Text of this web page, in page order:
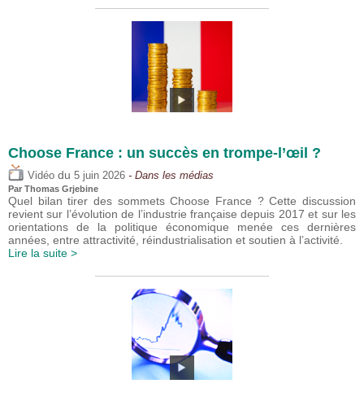
Choose France : un succès en trompe-l’œil ?
Vidéo du 5 juin 2026 - Dans les médias
Par Thomas Grjebine
Quel bilan tirer des sommets Choose France ? Cette discussion
revient sur l’évolution de l’industrie française depuis 2017 et sur les
orientations de la politique économique menée ces dernières
années, entre attractivité, réindustrialisation et soutien à l’activité.
Lire la suite >